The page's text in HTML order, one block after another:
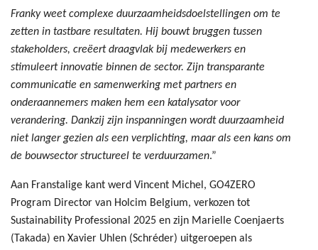
Franky weet complexe duurzaamheidsdoelstellingen om te
zetten in tastbare resultaten. Hij bouwt bruggen tussen
stakeholders, creëert draagvlak bij medewerkers en
stimuleert innovatie binnen de sector. Zijn transparante
communicatie en samenwerking met partners en
onderaannemers maken hem een katalysator voor
verandering. Dankzij zijn inspanningen wordt duurzaamheid
niet langer gezien als een verplichting, maar als een kans om
de bouwsector structureel te verduurzamen.”
Aan Franstalige kant werd Vincent Michel, GO4ZERO
Program Director van Holcim Belgium, verkozen tot
Sustainability Professional 2025 en zijn Marielle Coenjaerts
(Takada) en Xavier Uhlen (Schréder) uitgeroepen als